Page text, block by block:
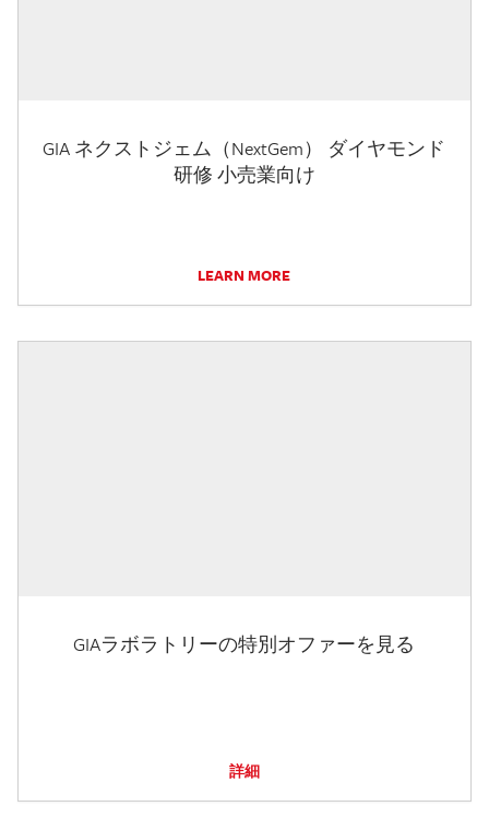
GIA ネクストジェム（NextGem） ダイヤモンド
研修 小売業向け
LEARN MORE
GIAラボラトリーの特別オファーを見る
詳細